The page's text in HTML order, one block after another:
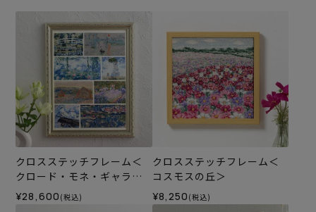
クロスステッチフレーム＜
クロード・モネ・ギャラリ
ー＞
¥28,600 (税込)
クロスステッチフレーム＜
コスモスの丘＞
¥8,250 (税込)